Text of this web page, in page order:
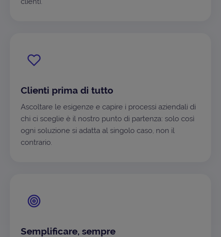
Clienti prima di tutto
Ascoltare le esigenze e capire i processi aziendali di
chi ci sceglie è il nostro punto di partenza: solo così
ogni soluzione si adatta al singolo caso, non il
contrario.
Semplificare, sempre